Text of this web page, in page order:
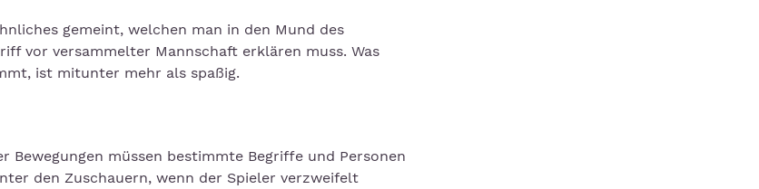
gemeint, welchen man in den Mund des
vor versammelter Mannschaft erklären muss. Was
ist mitunter mehr als spaßig.
Bewegungen müssen bestimmte Begriffe und Personen
den Zuschauern, wenn der Spieler verzweifelt